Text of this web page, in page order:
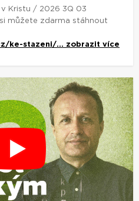
Kristu / 2026 3Q 03
můžete zdarma stáhnout
ke-stazeni/... zobrazit více